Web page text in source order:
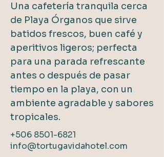
Una cafetería tranquila cerca
de Playa Órganos que sirve
batidos frescos, buen café y
aperitivos ligeros; perfecta
para una parada refrescante
antes o después de pasar
tiempo en la playa, con un
ambiente agradable y sabores
tropicales.
+506 8501-6821
info@tortugavidahotel.com